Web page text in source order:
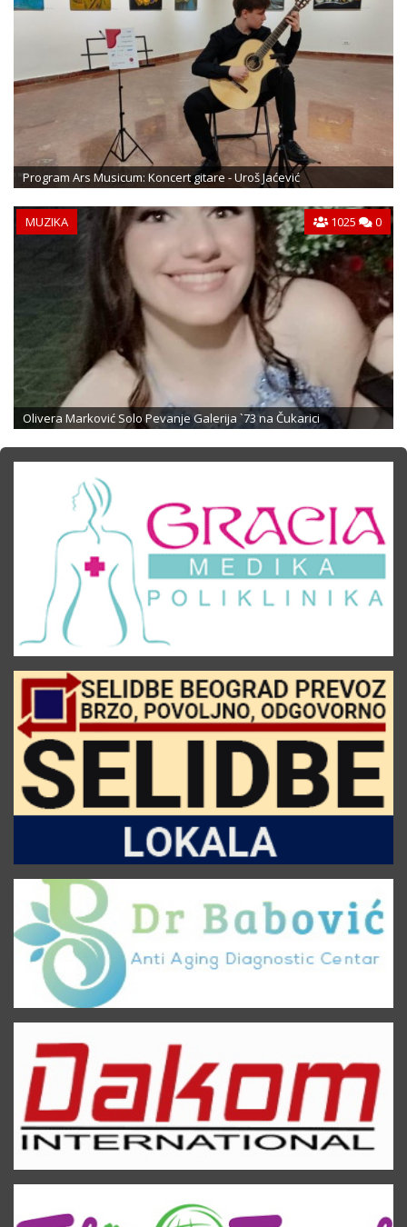
Program Ars Musicum: Koncert gitare - Uroš Jaćević
MUZIKA 1025 0
Olivera Marković Solo Pevanje Galerija `73 na Čukarici